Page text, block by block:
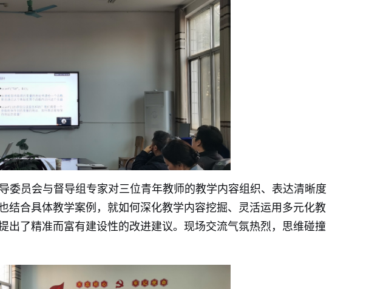
委员会与督导组专家对三位青年教师的教学内容组织、表达清晰度
结合具体教学案例，就如何深化教学内容挖掘、灵活运用多元化教
出了精准而富有建设性的改进建议。现场交流气氛热烈，思维碰撞